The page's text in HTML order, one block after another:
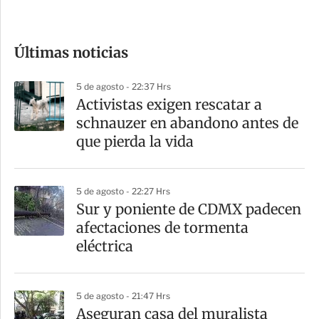
m
a
r
t
Últimas noticias
5 de agosto - 22:37 Hrs
Activistas exigen rescatar a
schnauzer en abandono antes de
que pierda la vida
5 de agosto - 22:27 Hrs
Sur y poniente de CDMX padecen
afectaciones de tormenta
eléctrica
5 de agosto - 21:47 Hrs
Aseguran casa del muralista